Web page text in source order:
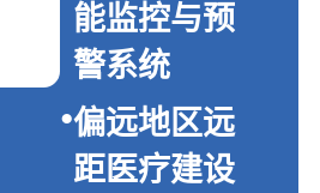
能监控与预
警系统
偏远地区远
距医疗建设